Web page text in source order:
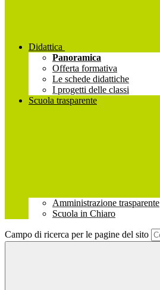
Didattica
Panoramica
Offerta formativa
Le schede didattiche
I progetti delle classi
Scuola trasparente
Amministrazione trasparente
Scuola in Chiaro
Campo di ricerca per le pagine del sito